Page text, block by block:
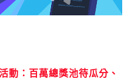
動：百萬總獎池待瓜分、